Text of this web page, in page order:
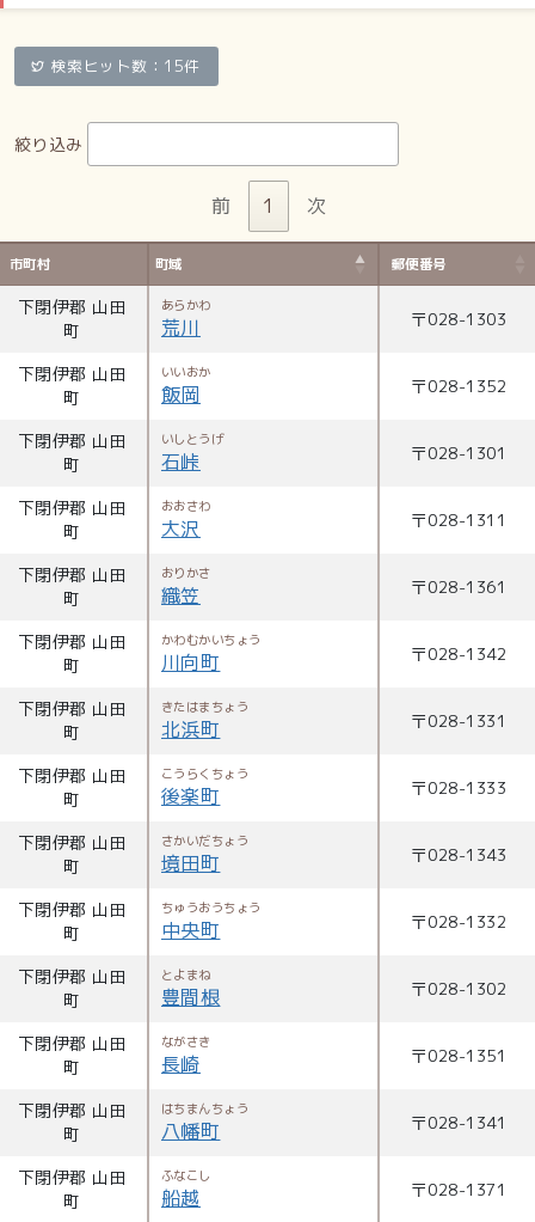
検索ヒット数：15件
絞り込み
前 1 次
市町村 町域 郵便番号
下閉伊郡 山田
町
あらかわ
荒川 〒028-1303
下閉伊郡 山田
町
いいおか
飯岡 〒028-1352
下閉伊郡 山田
町
いしとうげ
石峠 〒028-1301
下閉伊郡 山田
町
おおさわ
大沢 〒028-1311
下閉伊郡 山田
町
おりかさ
織笠 〒028-1361
下閉伊郡 山田
町
かわむかいちょう
川向町 〒028-1342
下閉伊郡 山田
町
きたはまちょう
北浜町 〒028-1331
下閉伊郡 山田
町
こうらくちょう
後楽町 〒028-1333
下閉伊郡 山田
町
さかいだちょう
境田町 〒028-1343
下閉伊郡 山田
町
ちゅうおうちょう
中央町 〒028-1332
下閉伊郡 山田
町
とよまね
豊間根 〒028-1302
下閉伊郡 山田
町
ながさき
長崎 〒028-1351
下閉伊郡 山田
町
はちまんちょう
八幡町 〒028-1341
下閉伊郡 山田
町
ふなこし
船越 〒028-1371